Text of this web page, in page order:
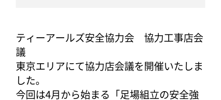
ティーアールズ安全協力会 協力工事店会
議
東京エリアにて協力店会議を開催いたしま
した。
今回は4月から始まる「足場組立の安全強